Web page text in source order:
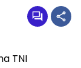
TNI